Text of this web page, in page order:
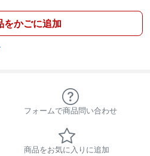
をかごに追加
フォームで商品問い合わせ
商品をお気に入りに追加